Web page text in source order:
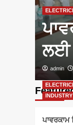
ਲਈ
admin
ਪਾਵਰਕਾਮ